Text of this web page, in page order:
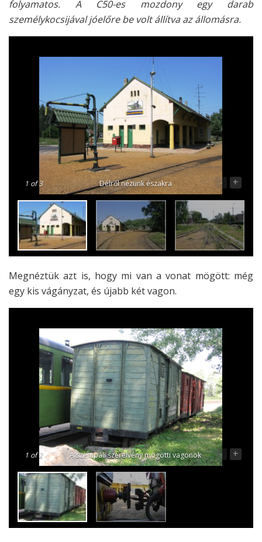
folyamatos. A C50-es mozdony egy darab
személykocsijával jóelőre be volt állítva az állomásra.
1 of 3 Délről nézünk északra - +
Megnéztük azt is, hogy mi van a vonat mögött: még
egy kis vágányzat, és újabb két vagon.
1 of 2 A szentpáli szerelvény mögötti vagonok - +